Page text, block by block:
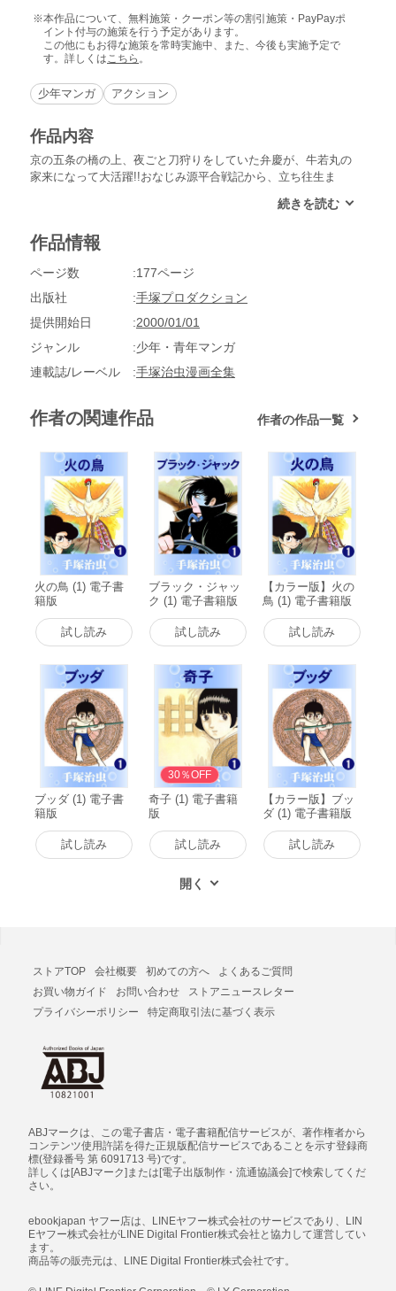
本作品について、無料施策・クーポン等の割引施策・PayPayポ
イント付与の施策を行う予定があります。
この他にもお得な施策を常時実施中、また、今後も実施予定で
す。詳しくはこちら 。
少年マンガ アクション
作品内容
京の五条の橋の上、夜ごと刀狩りをしていた弁慶が、牛若丸の
家来になって大活躍!!おなじみ源平合戦記から、立ち往生ま
作品情報
ページ数
177ページ
出版社
手塚プロダクション
提供開始日
2000/01/01
ジャンル
少年・青年マンガ
連載誌/レーベル
手塚治虫漫画全集
作者の関連作品 作者の作品一覧
火の鳥 (1) 電子書
籍版
試し読み
ブラック・ジャッ
ク (1) 電子書籍版
試し読み
【カラー版】火の
鳥 (1) 電子書籍版
試し読み
ブッダ (1) 電子書
籍版
試し読み
30％OFF
奇子 (1) 電子書籍
版
試し読み
【カラー版】ブッ
ダ (1) 電子書籍版
試し読み
ストアTOP 会社概要 初めての方へ
よくあるご質問
お買い物ガイド
お問い合わせ
ストアニュースレター
プライバシーポリシー
特定商取引法に基づく表示
ABJマークは、この電子書店・電子書籍配信サービスが、著作権者から
コンテンツ使用許諾を得た正規版配信サービスであることを示す登録商
標(登録番号 第 6091713 号)です。
詳しくは[ABJマーク]または[電子出版制作・流通協議会]で検索してくだ
さい。
ebookjapan ヤフー店は、LINEヤフー株式会社のサービスであり、LIN
Eヤフー株式会社がLINE Digital Frontier株式会社と協力して運営してい
ます。
商品等の販売元は、LINE Digital Frontier株式会社です。